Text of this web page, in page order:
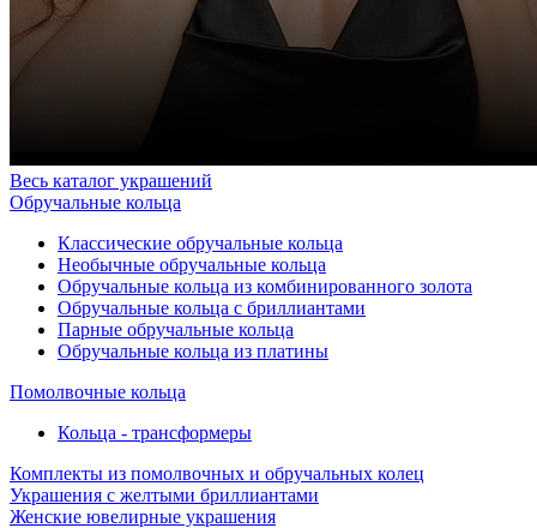
Весь каталог украшений
Обручальные кольца
Классические обручальные кольца
Необычные обручальные кольца
Обручальные кольца из комбинированного золота
Обручальные кольца с бриллиантами
Парные обручальные кольца
Обручальные кольца из платины
Помолвочные кольца
Кольца - трансформеры
Комплекты из помолвочных и обручальных колец
Украшения с желтыми бриллиантами
Женские ювелирные украшения